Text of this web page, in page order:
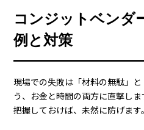
コンジットベンダ
例と対策
現場での失敗は「材料の無駄」
う、お金と時間の両方に直撃し
把握しておけば、未然に防げます。